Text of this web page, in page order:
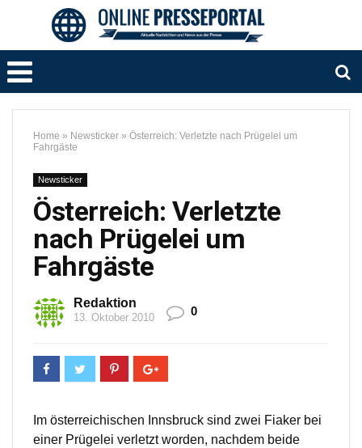
Home » Newsticker » Österreich: Verletzte nach Prügelei um
Fahrgäste
Newsticker
Österreich: Verletzte
nach Prügelei um
Fahrgäste
Redaktion
13. Oktober 2010 0
Im österreichischen Innsbruck sind zwei Fiaker bei
einer Prügelei verletzt worden, nachdem beide